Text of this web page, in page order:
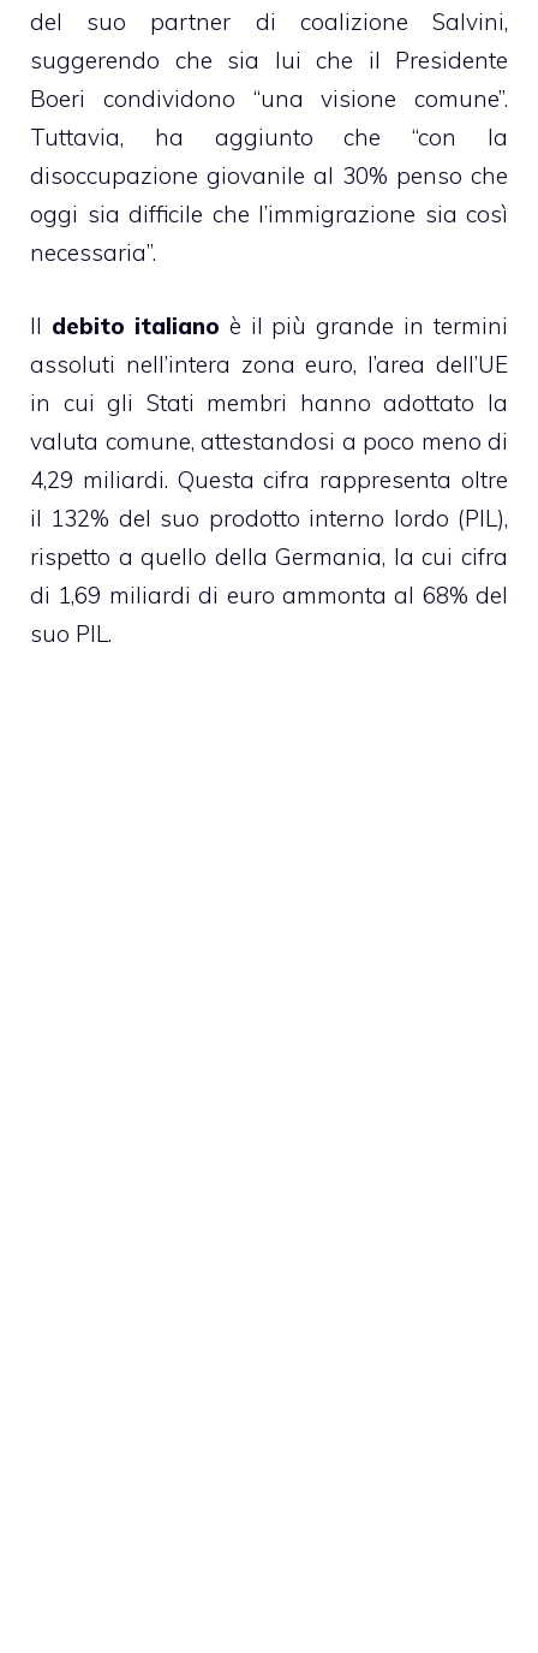
del suo partner di coalizione Salvini,
suggerendo che sia lui che il Presidente
Boeri condividono “una visione comune”.
Tuttavia, ha aggiunto che “con la
disoccupazione giovanile al 30% penso che
oggi sia difficile che l’immigrazione sia così
necessaria”.
Il debito italiano è il più grande in termini
assoluti nell’intera zona euro, l’area dell’UE
in cui gli Stati membri hanno adottato la
valuta comune, attestandosi a poco meno di
4,29 miliardi. Questa cifra rappresenta oltre
il 132% del suo prodotto interno lordo (PIL),
rispetto a quello della Germania, la cui cifra
di 1,69 miliardi di euro ammonta al 68% del
suo PIL.